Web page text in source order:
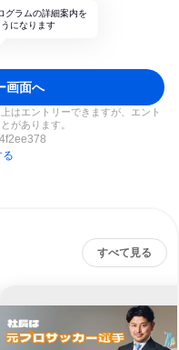
グラムの詳細案内を
になります
画面へ
はエントリーできますが、エント
があります。
る
すべて見る